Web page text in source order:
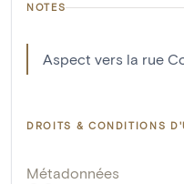
NOTES
Aspect vers la rue
DROITS & CONDITIONS
Métadonnées